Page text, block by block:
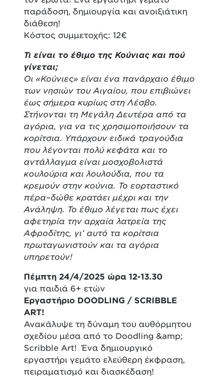
παράδοση, δημιουργία και ανοιξιάτικη
διάθεση!
Κόστος συμμετοχής: 12€
Τι είναι το έθιμο της Κούνιας και πού
γίνεται;
Οι «Κούνιες» είναι ένα πανάρχαιο έθιμο
των νησιών του Αιγαίου, που επιβιώνει
έως σήμερα κυρίως στη Λέσβο.
Στήνονται τη Μεγάλη Δευτέρα από τα
αγόρια, για να τις χρησιμοποιήσουν τα
κορίτσια. Υπάρχουν ειδικά τραγούδια
που λέγονται πολύ κεφάτα και το
αντάλλαγμα είναι μοσχοβολιστά
κουλούρια και λουλούδια, που τα
κρεμούν στην κούνια. Το εορταστικό
πέρα–δώθε κρατάει μέχρι και την
Ανάληψη. Το έθιμο λέγεται πως έχει
αφετηρία την αρχαία λατρεία της
Αφροδίτης, γι’ αυτό τα κορίτσια
πρωταγωνιστούν και τα αγόρια
υπηρετούν!
Πέμπτη 24/4/2025 ώρα 12-13.30
για παιδιά 6+ ετών
Εργαστήριο DOODLING / SCRIBBLE
ART!
Ανακάλυψε τη δύναμη του αυθόρμητου
σχεδίου μέσα από το Doodling &amp;
Scribble Art! Ένα δημιουργικό
εργαστήρι γεμάτο ελεύθερη έκφραση,
πειραματισμό και διασκέδαση!